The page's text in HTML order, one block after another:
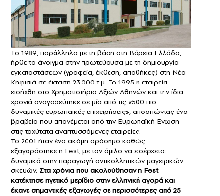
Το 1989, παράλληλα με τη βάση στη Βόρεια Ελλάδα,
ήρθε το άνοιγμα στην πρωτεύουσα με τη δημιουργία
εγκαταστάσεων (γραφεία, έκθεση, αποθήκες) στη Νέα
Κηφισιά σε έκταση 23.000 τ.μ. Το 1995 η εταιρεία
εισήχθη στο Χρηματιστήριο Αξιών Αθηνών και την ίδια
χρονιά αναγορεύτηκε σε μία από τις «500 πιο
δυναμικές ευρωπαϊκές επιχειρήσεις», αποσπώντας ένα
βραβείο που απονέμεται από την Ευρωπαϊκή Ενωση
στις ταχύτατα αναπτυσσόμενες εταιρείες.
Το 2001 ήταν ένα ακόμη ορόσημο καθώς
εξαγοράστηκε η Fest, με τον όμιλο να εισέρχεται
δυναμικά στην παραγωγή αντικολλητικών μαγειρικών
σκευών. Στα χρόνια που ακολούθησαν η Fest
κατέκτησε ηγετικό μερίδιο στην ελληνική αγορά και
έκανε σημαντικές εξαγωγές σε περισσότερες από 25